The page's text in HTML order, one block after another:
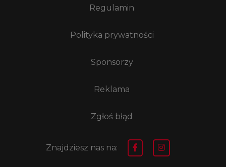
Regulamin
Polityka prywatności
Sponsorzy
Reklama
Zgłoś błąd
Znajdziesz nas na: